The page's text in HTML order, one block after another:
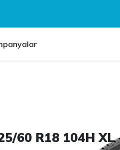
60 R18 104H XL